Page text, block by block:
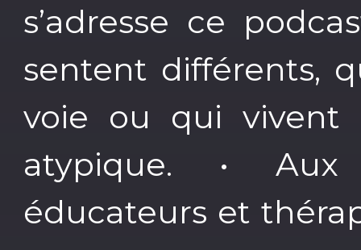
s’adresse ce
sentent différents,
voie ou qui vivent
atypique. • Aux
éducateurs et